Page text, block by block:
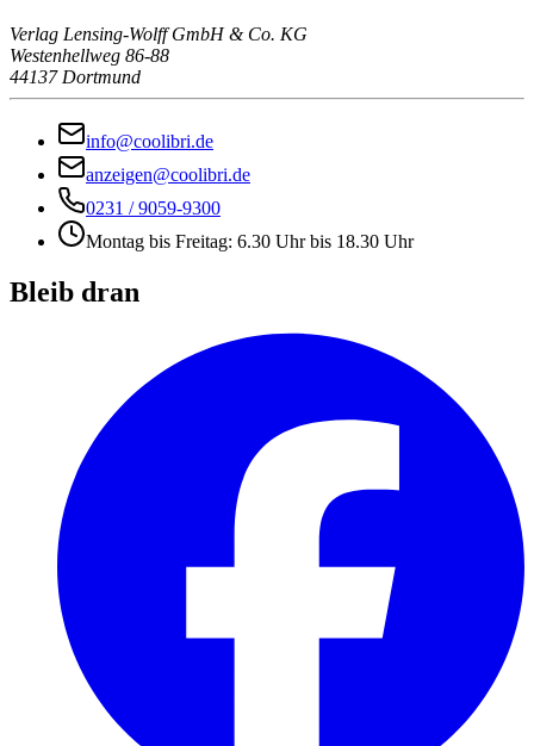
Verlag Lensing-Wolff GmbH & Co. KG
Westenhellweg 86-88
44137 Dortmund
info@coolibri.de
anzeigen@coolibri.de
0231 / 9059-9300
Montag bis Freitag: 6.30 Uhr bis 18.30 Uhr
Bleib dran